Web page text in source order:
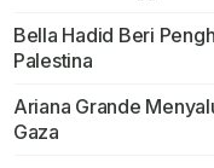
Bella Hadid Beri
Palestina
Ariana Grande
Gaza